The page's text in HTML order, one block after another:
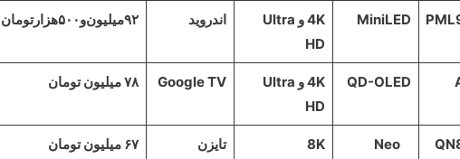
MiniLED
4K و Ultra
HD
اندروید ۹۲‌میلیون‌و۵۰۰هزارتومان
QD-OLED
4K و Ultra
HD
Google TV ۷۸ میلیون تومان
Neo
8K تایزن ۶۷ میلیون تومان